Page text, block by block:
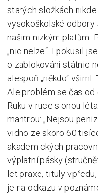
starých složkách
vysokoškolské odbory
našim nízkým platům.
„nic nelze“. I pokusil
o zablokování státnic
alespoň „někdo“
Ale problém se čas od
Ruku v ruce s onou
mantrou: „Nejsou
vidno ze skoro 60
akademických
výplatní pásky
let praxe, tituly
je na odkazu v